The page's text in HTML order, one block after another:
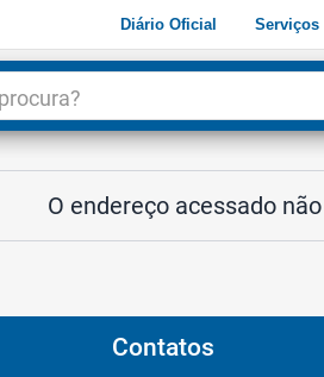
Diário Oficial Serviços
O endereço acessado
Contatos